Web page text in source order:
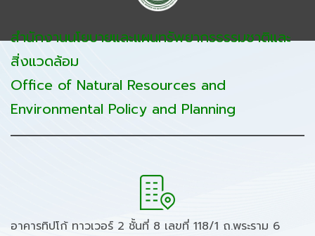
สำนักงานนโยบายและแผนทรัพยากรธรรมชาติและ
สิ่งแวดล้อม
Office of Natural Resources and
Environmental Policy and Planning
อาคารทิปโก้ ทาวเวอร์ 2 ชั้นที่ 8 เลขที่ 118/1 ถ.พระราม 6